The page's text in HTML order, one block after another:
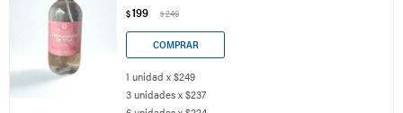
$199 $249
1 unidad x $249
3 unidades x $237